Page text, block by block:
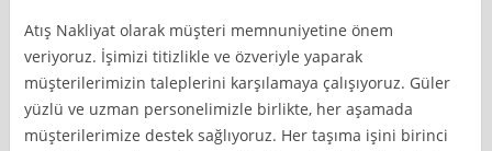
Atış Nakliyat olarak müşteri memnuniyetine önem
veriyoruz. İşimizi titizlikle ve özveriyle yaparak
müşterilerimizin taleplerini karşılamaya çalışıyoruz. Güler
yüzlü ve uzman personelimizle birlikte, her aşamada
müşterilerimize destek sağlıyoruz. Her taşıma işini birinci